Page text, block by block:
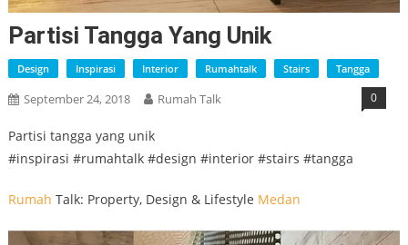
Partisi Tangga Yang Unik
Design Inspirasi Interior Rumahtalk Stairs Tangga
September 24, 2018 Rumah Talk 0
Partisi tangga yang unik
#inspirasi #rumahtalk #design #interior #stairs #tangga
Rumah Talk: Property, Design & Lifestyle Medan